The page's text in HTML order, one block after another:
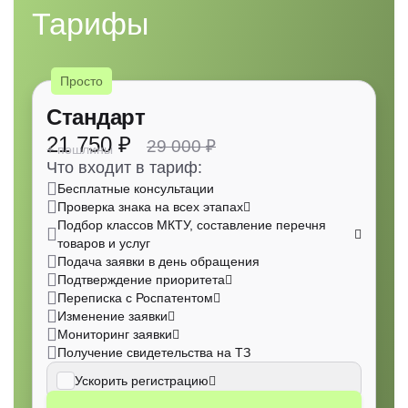
1.2% 10 класс
1.0% 08 класс Ручные инструменты
0.9% 17 класс
0.8% 04 класс Топливо и смазки
0.8% 02 класс
0.7% 34 класс
0.7% 26 класс Галантерея
Тарифы
Просто
Стандарт
21 750 ₽ 29 000 ₽
+ пошлины
Что входит в тариф:
Бесплатные консультации
Проверка знака на всех этапах
Подбор классов МКТУ, составление перечня
товаров и услуг
Подача заявки в день обращения
Подтверждение приоритета
Переписка с Роспатентом
Изменение заявки
Мониторинг заявки
Получение свидетельства на ТЗ
Ускорить регистрацию